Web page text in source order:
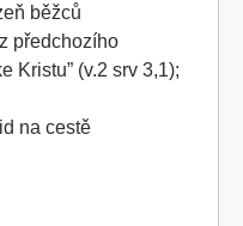
běžců
předchozího
Kristu” (v.2 srv 3,1);
na cestě